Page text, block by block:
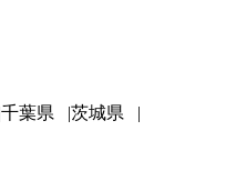
千葉県
茨城県